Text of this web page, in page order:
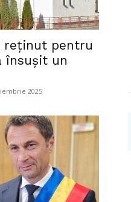
Investigații
reținut pentru
însușit un
2025